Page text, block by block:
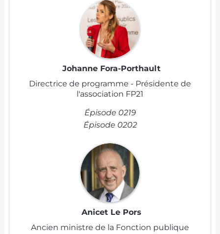
Johanne Fora-Porthault
Directrice de programme - Présidente de
l'association FP21
Épisode 0219
Épisode 0202
Anicet Le Pors
Ancien ministre de la Fonction publique